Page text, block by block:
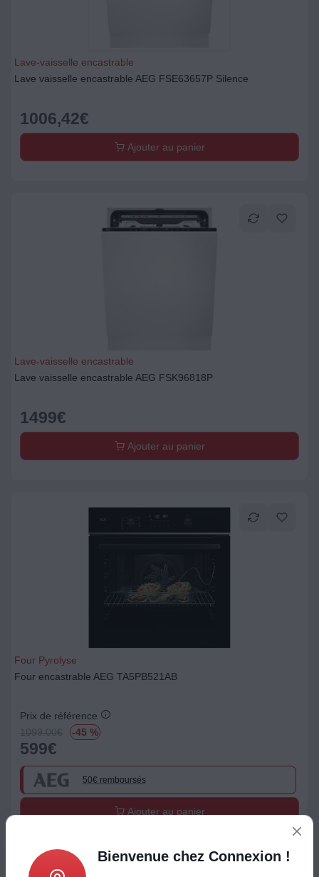
Lave-vaisselle encastrable
Lave vaisselle encastrable AEG FSE63657P Silence
1006,42€
Ajouter au panier
Lave-vaisselle encastrable
Lave vaisselle encastrable AEG FSK96818P
1499€
Ajouter au panier
Four Pyrolyse
Four encastrable AEG TA5PB521AB
Prix de référence
1099.00€ -45 %
599€
50€ remboursés
Ajouter au panier
Bienvenue chez Connexion !